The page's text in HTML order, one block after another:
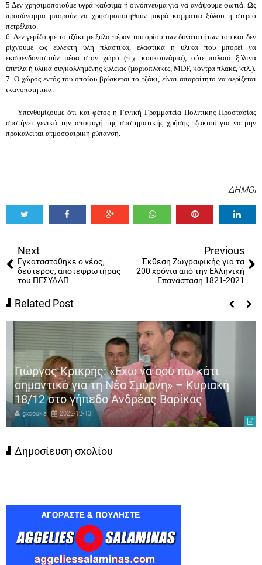
5.Δεν χρησιμοποιούμε υγρά καύσιµα ή οινόπνευμα για να ανάψουμε φωτιά. Ως
προσάναμμα μπορούν να χρησιμοποιηθούν μικρά κοµµάτια ξύλου ή στερεό
πετρέλαιο.
6. Δεν γεμίζουμε το τζάκι µε ξύλα πέραν του ορίου των δυνατοτήτων του και δεν
ρίχνουμε ως εύλεκτη ύλη πλαστικά, ελαστικά ή υλικά που μπορεί να
εκσφενδονιστούν μέσα στον χώρο (π.χ. κουκουνάρια), ούτε παλαιά ξύλινα
έπιπλα ή υλικά συγκολληµένης ξυλείας (µοριοπλάκες, MDF, κόντρα πλακέ, κτλ.).
7. Ο χώρος εντός του οποίου βρίσκεται το τζάκι, είναι απαραίτητο να αερίζεται
ικανοποιητικά.
Υπενθυμίζουμε ότι και φέτος η Γενική Γραμματεία Πολιτικής Προστασίας
συστήνει γενικά την αποφυγή της συστηματικής χρήσης τζακιού για να μην
προκαλείται ατμοσφαιρική ρύπανση.
ΔΗΜΟΙ
Next
Εγκαταστάθηκε ο νέος,
δεύτερος, αποτεφρωτήρας
του ΠΕΣΥΔΑΠ
Previous
Έκθεση Ζωγραφικής για τα
200 χρόνια από την Ελληνική
Επανάσταση 1821-2021
Related Post
Γιώργος Κρικρής: «Έχω να σου πω κάτι
σημαντικό για τη Νέα Σμύρνη» – Κυριακή
18/12 στο γήπεδο Ανδρέας Βαρίκας
gxcoukis 2022-12-13
Δημοσίευση σχολίου